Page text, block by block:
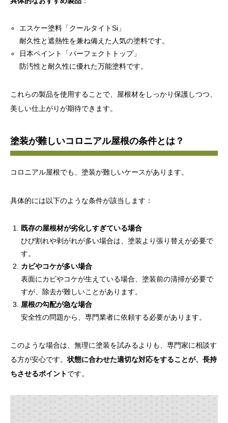
エスケー塗料「クールタイトSi」
耐久性と遮熱性を兼ね備えた人気の塗料です。
日本ペイント「パーフェクトトップ」
防汚性と耐久性に優れた万能塗料です。
これらの製品を使用することで、屋根材をしっかり保護しつつ、
美しい仕上がりが期待できます。
塗装が難しいコロニアル屋根の条件とは？
コロニアル屋根でも、塗装が難しいケースがあります。
具体的には以下のような条件が該当します：
既存の屋根材が劣化しすぎている場合
ひび割れや剥がれが多い場合は、塗装より張り替えが必要で
す。
カビやコケが多い場合
表面にカビやコケが生えている場合、塗装前の清掃が必要で
すが、除去が難しいことがあります。
屋根の勾配が急な場合
安全性の問題から、専門業者に依頼する必要があります。
このような場合は、無理に塗装を試みるよりも、専門家に相談す
る方が安心です。状態に合わせた適切な対応をすることが、長持
ちさせるポイントです。